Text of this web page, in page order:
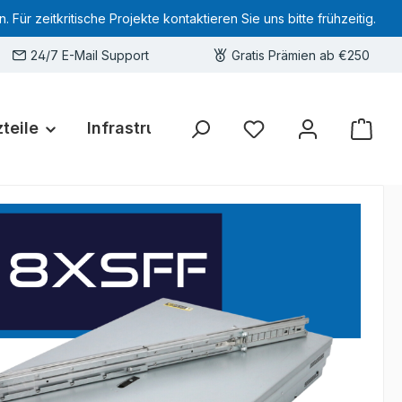
Für zeitkritische Projekte kontaktieren Sie uns bitte frühzeitig.
24/7 E-Mail Support Gratis Prämien ab €250
Infrastruktur Hardware-Deals
Sie haben 0 Produkte